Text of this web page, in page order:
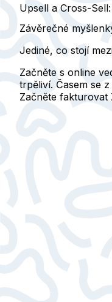
Upsell a Cross-Sell:
Závěrečné
Jediné, co stojí
Začněte s online
trpěliví. Časem se
Začněte fakturovat